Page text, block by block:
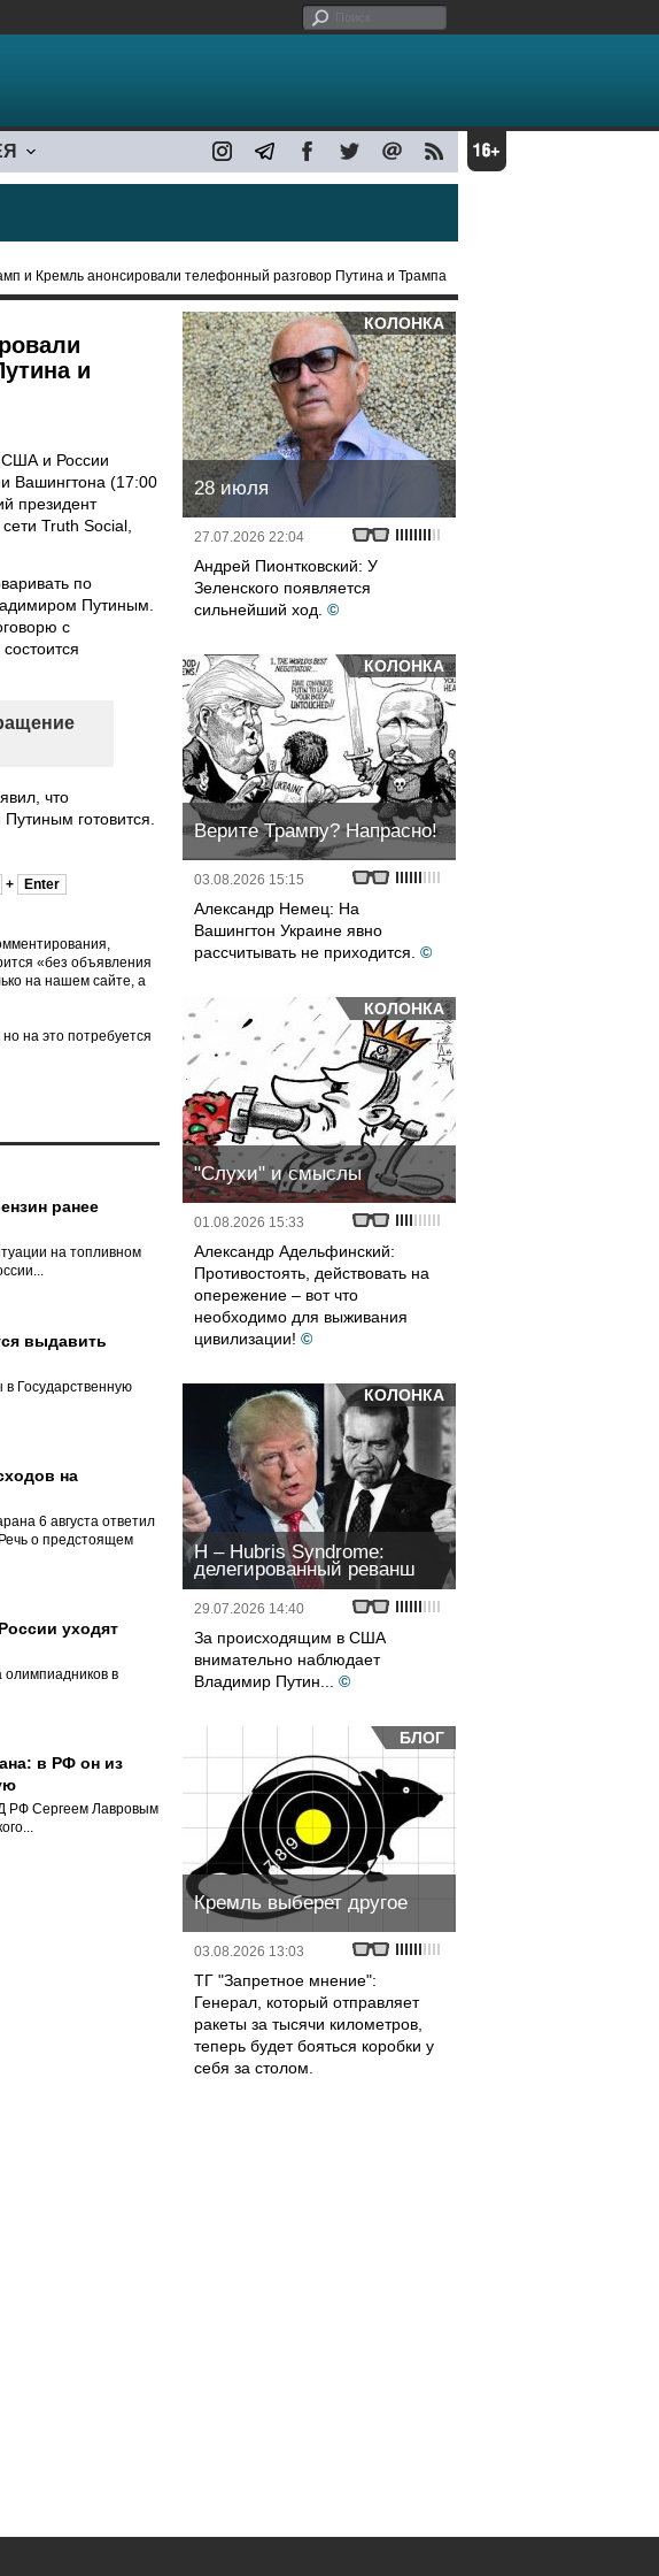
и Кремль анонсировали телефонный разговор Путина и Трампа
и
США и России
Вашингтона (17:00
президент
Truth Social,
по
Путиным.
с
что
готовится.
+ Enter
«без объявления
на нашем сайте, а
на это потребуется
ранее
на топливном
выдавить
Государственную
на
6 августа ответил
о предстоящем
уходят
олимпиадников в
в РФ он из
РФ Сергеем Лавровым
КОЛОНКА
28 июля
27.07.2026 22:04
Андрей Пионтковский: У
Зеленского появляется
сильнейший ход. ©
КОЛОНКА
Верите Трампу? Напрасно!
03.08.2026 15:15
Александр Немец: На
Вашингтон Украине явно
рассчитывать не приходится. ©
КОЛОНКА
"Слухи" и смыслы
01.08.2026 15:33
Александр Адельфинский:
Противостоять, действовать на
опережение – вот что
необходимо для выживания
цивилизации! ©
КОЛОНКА
H – Hubris Syndrome:
делегированный реванш
29.07.2026 14:40
За происходящим в США
внимательно наблюдает
Владимир Путин...
©
БЛОГ
Кремль выберет другое
03.08.2026 13:03
ТГ "Запретное мнение":
Генерал, который отправляет
ракеты за тысячи километров,
теперь будет бояться коробки у
себя за столом.